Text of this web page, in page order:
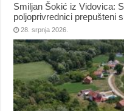
Smiljan Šokić iz Vidovica:
poljoprivrednici prepušteni
28. srpnja 2026.